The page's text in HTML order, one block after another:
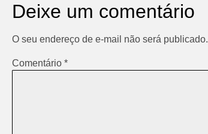
Deixe um comentário
O seu endereço de e-mail não será publicado.
Comentário *